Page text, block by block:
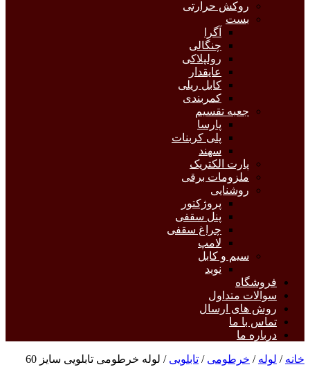
روکش حرارتی
بست
آگرا
چنگالی
رولپلاکی
عایقدار
کابل ریلی
کمربندی
جعبه تقسیم
پارسا
پلی کربنات
سهند
پارت الکتریک
ملزومات برقی
روشنایی
پروژکتور
پنل سقفی
چراغ سقفی
لامپ
سیم و کابل
نوید
فروشگاه
سوالات متداول
روش های ارسال
تماس با ما
درباره ما
خانه / لوله / خرطومی / تابلویی / لوله خرطومی تابلویی سایز 60